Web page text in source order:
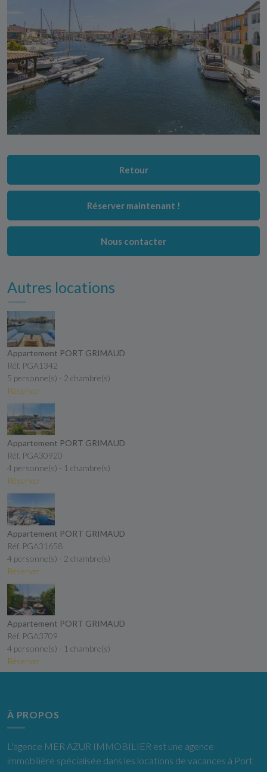
Retour
Réserver maintenant !
Nous contacter
Autres locations
Appartement PORT GRIMAUD
Réf. PGA1342
5 personne(s) - 2 chambre(s)
Réserver
Appartement PORT GRIMAUD
Réf. PGA30920
4 personne(s) - 1 chambre(s)
Réserver
Appartement PORT GRIMAUD
Réf. PGA31658
4 personne(s) - 2 chambre(s)
Réserver
Appartement PORT GRIMAUD
Réf. PGA3709
4 personne(s) - 1 chambre(s)
Réserver
À PROPOS
L'agence MER AZUR IMMOBILIER est une agence
immobilière spécialisée dans les locations de vacances à Port